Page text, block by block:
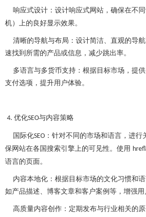
响应式设计：设计响应式网站，确保在不
机）上的良好显示效果。
清晰的导航与布局：设计简洁、直观的导
速找到所需的产品或信息，减少跳出率。
多语言与多货币支持：根据目标市场，提
支付选项，提升用户体验。
4. 优化SEO与内容策略
国际化SEO ：针对不同的市场和语言，进
保网站在各国搜索引擎上的可见性。使用
语言的页面。
内容本地化：根据目标市场的文化习惯和
如产品描述、博客文章和客户案例等，增强用
高质量内容创作：定期发布与行业相关的原